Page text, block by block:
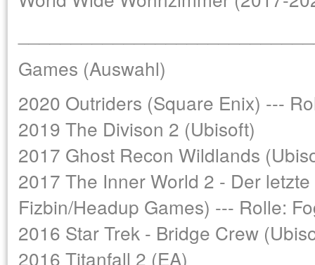
Games (Auswahl)
2020 Outriders (Square Enix) ---
2019 The Divison 2 (Ubisoft)
2017 Ghost Recon Wildlands
2017 The Inner World 2 - Der
Fizbin/Headup Games) --- Rolle:
2016 Star Trek - Bridge Crew
2016 Titanfall 2 (EA)